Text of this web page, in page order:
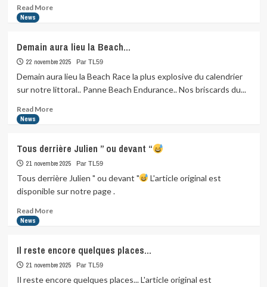
Read MoreRead
quand
on
parle
loup,
il…
News
Demain aura lieu la Beach…
22 novembre 2025 Par TL59
Demain aura lieu la Beach Race la plus explosive du calendrier
sur notre littoral.. Panne Beach Endurance.. Nos briscards du...
Read MoreRead
aura
lieu
la
News
Tous derrière Julien ” ou devant “
21 novembre 2025 Par TL59
Tous derrière Julien " ou devant "
L'article original est
disponible sur notre page .
Read MoreRead
derrière
Julien
News
Il reste encore quelques places…
21 novembre 2025 Par TL59
Il reste encore quelques places... L'article original est